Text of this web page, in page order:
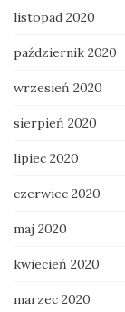
listopad 2020
październik 2020
wrzesień 2020
sierpień 2020
lipiec 2020
czerwiec 2020
maj 2020
kwiecień 2020
marzec 2020